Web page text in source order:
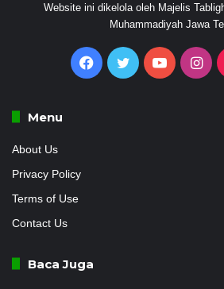
Website ini dikelola oleh Majelis
Muhammadiyah Jawa
Facebook
Twitter YouTube
Menu
About Us
Privacy Policy
Terms of Use
Contact Us
Baca Juga